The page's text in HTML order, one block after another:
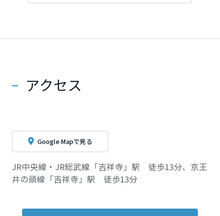
アクセス
Google Mapで見る
JR中央線・JR総武線「吉祥寺」駅 徒歩13分、京王
井の頭線「吉祥寺」駅 徒歩13分